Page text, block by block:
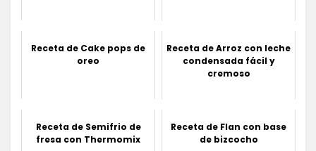
Receta de Cake pops de
oreo
Receta de Arroz con leche
condensada fácil y
cremoso
Receta de Semifrio de
fresa con Thermomix
Receta de Flan con base
de bizcocho